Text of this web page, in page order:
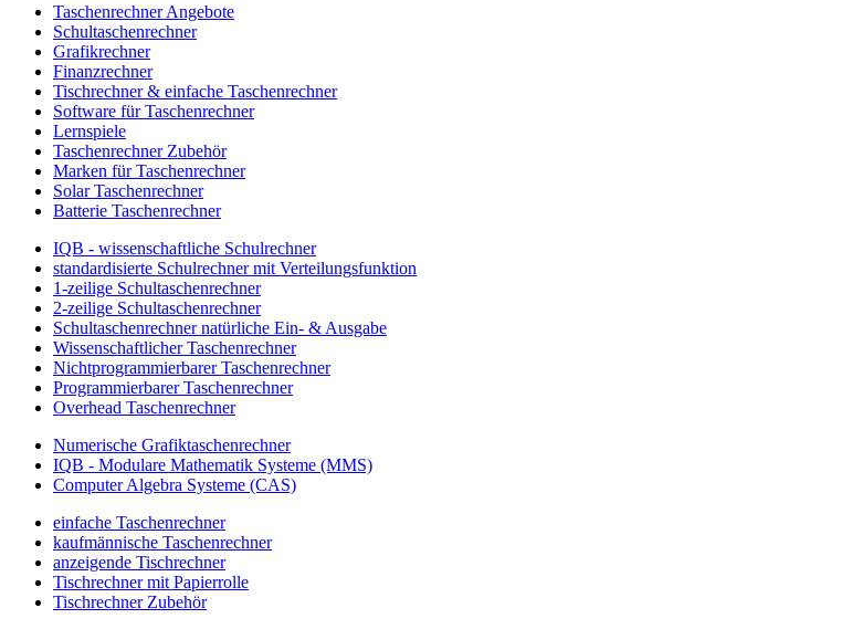
Taschenrechner Angebote
Schultaschenrechner
Grafikrechner
Finanzrechner
Tischrechner & einfache Taschenrechner
Software für Taschenrechner
Lernspiele
Taschenrechner Zubehör
Marken für Taschenrechner
Solar Taschenrechner
Batterie Taschenrechner
IQB - wissenschaftliche Schulrechner
standardisierte Schulrechner mit Verteilungsfunktion
1-zeilige Schultaschenrechner
2-zeilige Schultaschenrechner
Schultaschenrechner natürliche Ein- & Ausgabe
Wissenschaftlicher Taschenrechner
Nichtprogrammierbarer Taschenrechner
Programmierbarer Taschenrechner
Overhead Taschenrechner
Numerische Grafiktaschenrechner
IQB - Modulare Mathematik Systeme (MMS)
Computer Algebra Systeme (CAS)
einfache Taschenrechner
kaufmännische Taschenrechner
anzeigende Tischrechner
Tischrechner mit Papierrolle
Tischrechner Zubehör